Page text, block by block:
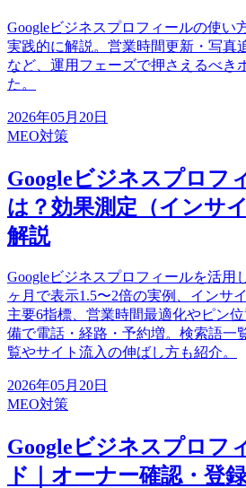
Googleビジネスプロフィールの使い
実践的に解説。営業時間更新・写真
など、運用フェーズで押さえるべき
た。
2026年05月20日
MEO対策
Googleビジネスプロフ
は？効果測定（インサ
解説
Googleビジネスプロフィールを活用
ヶ月で表示1.5〜2倍の実例、インサ
主要6指標、営業時間最適化やピン
備で電話・経路・予約増。検索語一
覧やサイト流入の伸ばし方も紹介。
2026年05月20日
MEO対策
Googleビジネスプロフ
ド｜オーナー確認・登